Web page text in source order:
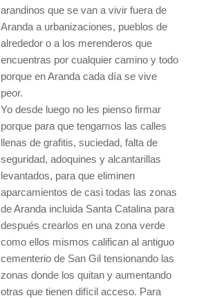
arandinos que se van a vivir fuera de
Aranda a urbanizaciones, pueblos de
alrededor o a los merenderos que
encuentras por cualquier camino y todo
porque en Aranda cada día se vive
peor.
Yo desde luego no les pienso firmar
porque para que tengamos las calles
llenas de grafitis, suciedad, falta de
seguridad, adoquines y alcantarillas
levantados, para que eliminen
aparcamientos de casi todas las zonas
de Aranda incluida Santa Catalina para
después crearlos en una zona verde
como ellos mismos califican al antiguo
cementerio de San Gil tensionando las
zonas donde los quitan y aumentando
otras que tienen difícil acceso. Para